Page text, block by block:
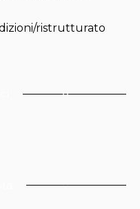
ristrutturato